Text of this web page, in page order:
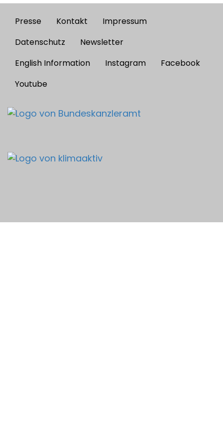
Footer
menu
Presse Kontakt
Impressum
Datenschutz
Newsletter
English Information
Instagram
Facebook
Youtube